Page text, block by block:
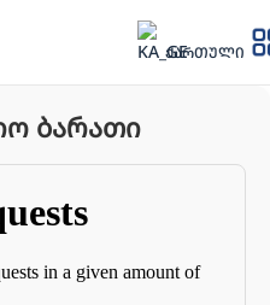
ᲥᲐᲠᲗᲣᲚᲘ
ბარათი